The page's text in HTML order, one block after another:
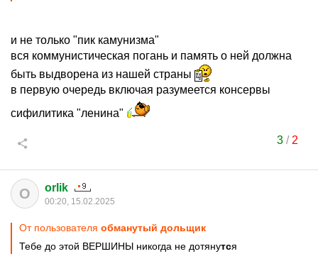
и не только "пик камунизма"
вся коммунистическая погань и память о ней должна
быть выдворена из нашей страны
в первую очередь включая разумеется консервы
сифилитика "ленина"
3/ 2
O orlik
00:20, 15.02.2025
От пользователя обманутый дольщик
Тебе до этой ВЕРШИНЫ никогда не дотянутся